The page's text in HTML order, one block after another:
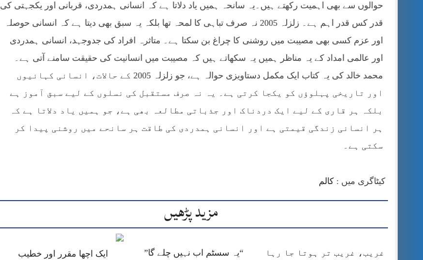
حوالوں سے بھی اہمیت رکھتے ہیں۔یہ سانحہ ہمیں یاد دلاتا ہے کہ انسانی ہمدردی، قربانی اور یکجہتی کی
قدر کس قدر اہم ہے۔ زلزلہ 2005 نہ صرف تباہی کا لمحہ تھا بلکہ یہ سبق بھی دیتا ہے کہ انسانی حوصلہ
اور عزم کسی بھی مصیبت میں روشنی کا چراغ بن سکتا ہے۔ متاثرہ افراد کی جدوجہد، انسانی ہمدردی
اور عالمی امداد کے یہ مناظر ہمیں یہ سکھاتے ہیں کہ مصیبت میں انسانیت کی حقیقت سامنے آتی ہے۔
محمد خالد کی یہ کتاب ایک مکمل دستاویزی حوالہ ہے، جو زلزلہ 2005 کے حالات، انسانی کہانیوں
اور تاریخی پہلوؤں کو یکجا کرتی ہے۔ یہ نہ صرف مستقبل کی نسلوں کے لیے سبق آموز ہے
بلکہ ہر قاری کے لیے ایک دردناک اور جذباتی مطالعہ بھی ہے، جو ہمیں یاد دلاتا ہے کہ
ہر انسانی زندگی قیمتی ہے اور انسانی ہمدردی کی طاقت ہر سانحے میں روشنی پیدا کر
سکتی ہے۔
کیٹاگری میں : کالم
مزید پڑھیں
غریب، غریب تر ہوتا جا رہا “یہ سسٹم اب نہیں چلے گا” ایک اچھا مقرر اور خطیب